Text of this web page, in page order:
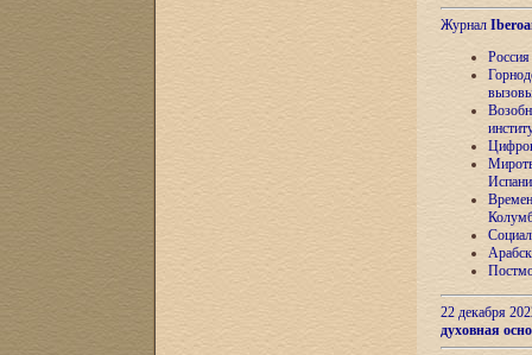
Журнал
22 декабря
духовная